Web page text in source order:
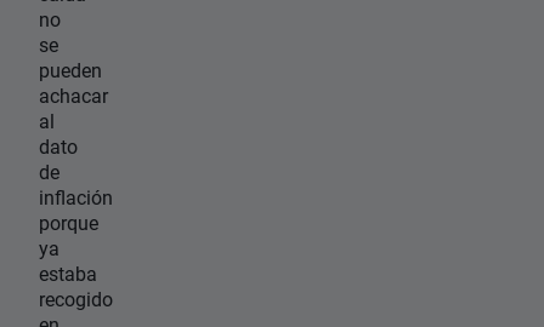
no
se
pueden
achacar
al
dato
de
inflación
porque
ya
estaba
recogido